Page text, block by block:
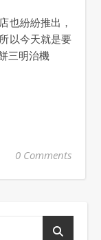
以今天就是要
三明治機
0 Comments